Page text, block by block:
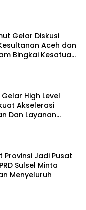
Gelar Diskusi
Aceh dan
Bingkai Kesatuan
High Level
Akselerasi
Dan Layanan
Provinsi Jadi Pusat
Sulsel Minta
Menyeluruh